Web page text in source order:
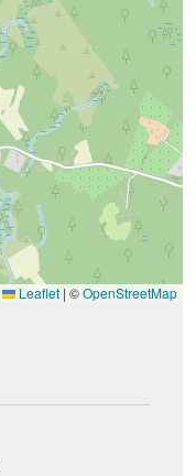
Leaflet | ©OpenStreetMap